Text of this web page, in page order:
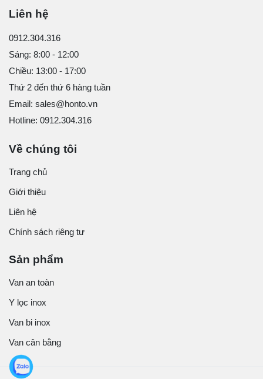
Liên hệ
0912.304.316
Sáng: 8:00 - 12:00
Chiều: 13:00 - 17:00
Thứ 2 đến thứ 6 hàng tuần
Email: sales@honto.vn
Hotline: 0912.304.316
Về chúng tôi
Trang chủ
Giới thiệu
Liên hệ
Chính sách riêng tư
Sản phẩm
Van an toàn
Y lọc inox
Van bi inox
Van cân bằng